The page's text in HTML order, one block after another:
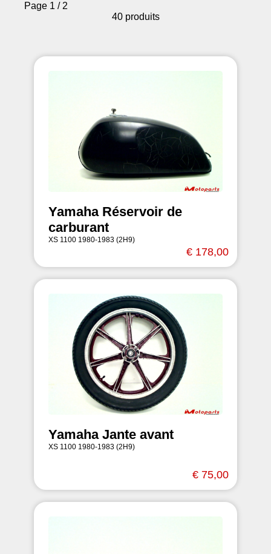
Page 1 / 2
40 produits
Yamaha Réservoir de
carburant
XS 1100 1980-1983 (2H9)
€ 178,00
Yamaha Jante avant
XS 1100 1980-1983 (2H9)
€ 75,00